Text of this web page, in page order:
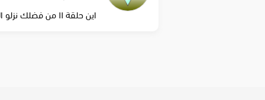
اين حلقة ١١ من فضلك نزلو الحلقات